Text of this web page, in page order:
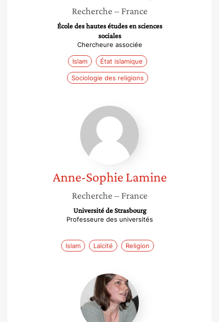
Recherche – France
École des hautes études en sciences
sociales
Chercheure associée
Islam État islamique
Sociologie des religions
Anne-
Sophie
Lamine
Anne-Sophie Lamine
Recherche – France
Université de Strasbourg
Professeure des universités
Islam Laïcité Religion
Élise
Massicard